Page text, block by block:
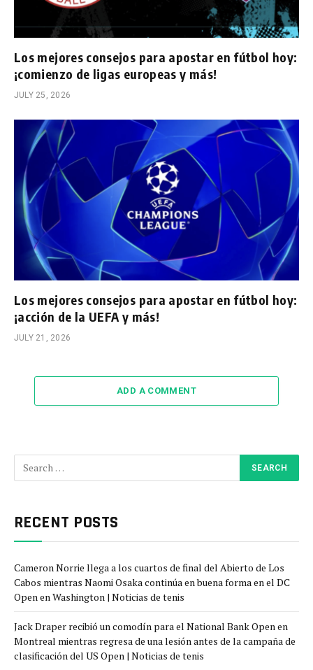
Los mejores consejos para apostar en fútbol hoy:
¡comienzo de ligas europeas y más!
JULY 25, 2026
Los mejores consejos para apostar en fútbol hoy:
¡acción de la UEFA y más!
JULY 21, 2026
ADD A COMMENT
RECENT POSTS
Cameron Norrie llega a los cuartos de final del Abierto de Los
Cabos mientras Naomi Osaka continúa en buena forma en el DC
Open en Washington | Noticias de tenis
Jack Draper recibió un comodín para el National Bank Open en
Montreal mientras regresa de una lesión antes de la campaña de
clasificación del US Open | Noticias de tenis